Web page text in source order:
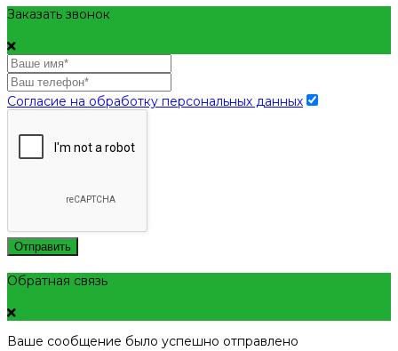
Заказать звонок
Согласие на обработку персональных данных
Отправить
Обратная связь
Ваше сообщение было успешно отправлено